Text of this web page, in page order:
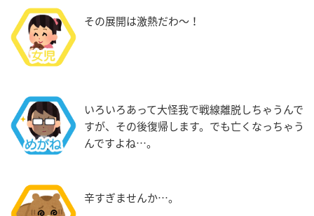
その展開は激熱だわ～！
いろいろあって大怪我で戦線離脱しちゃうんで
すが、その後復帰します。でも亡くなっちゃう
んですよね…。
辛すぎませんか…。